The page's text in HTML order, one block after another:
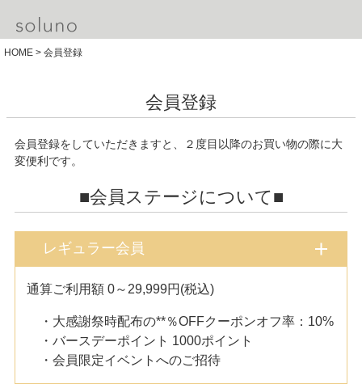
HOME 会員登録
会員登録
会員登録をしていただきますと、２度目以降のお買い物の際に大
変便利です。
■会員ステージについて■
レギュラー会員
通算ご利用額 0～29,999円(税込)
・大感謝祭時配布の**％OFFクーポンオフ率：10%
・バースデーポイント 1000ポイント
・会員限定イベントへのご招待